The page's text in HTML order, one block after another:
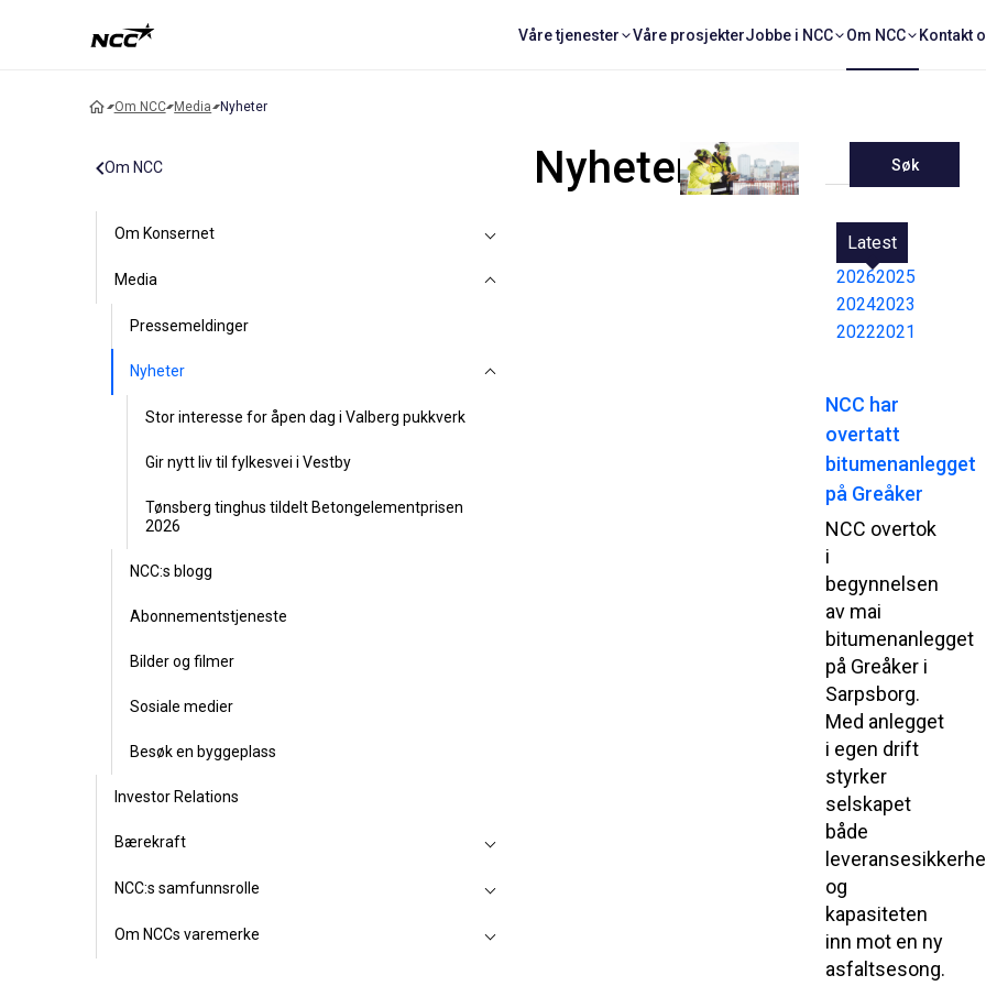
Våre tjenester Våre prosjekterJobbe i NCC Om NCC Kontakt
Om NCC Media Nyheter
Om NCC
Om Konsernet
Media
Pressemeldinger
Nyheter
Stor interesse for åpen dag i Valberg pukkverk
Gir nytt liv til fylkesvei i Vestby
Tønsberg tinghus tildelt Betongelementprisen
2026
NCC:s blogg
Abonnementstjeneste
Bilder og filmer
Sosiale medier
Besøk en byggeplass
Investor Relations
Bærekraft
NCC:s samfunnsrolle
Om NCCs varemerke
Nyheter Søk
Latest
20262025
20242023
20222021
NCC har
overtatt
bitumenanlegget
på Greåker
NCC overtok
i
begynnelsen
av mai
bitumenanlegget
på Greåker i
Sarpsborg.
Med anlegget
i egen drift
styrker
selskapet
både
og
kapasiteten
inn mot en ny
asfaltsesong.